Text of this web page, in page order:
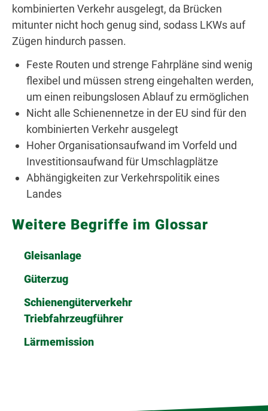
kombinierten Verkehr ausgelegt, da Brücken
mitunter nicht hoch genug sind, sodass LKWs auf
Zügen hindurch passen.
Feste Routen und strenge Fahrpläne sind wenig
flexibel und müssen streng eingehalten werden,
um einen reibungslosen Ablauf zu ermöglichen
Nicht alle Schienennetze in der EU sind für den
kombinierten Verkehr ausgelegt
Hoher Organisationsaufwand im Vorfeld und
Investitionsaufwand für Umschlagplätze
Abhängigkeiten zur Verkehrspolitik eines
Landes
Weitere Begriffe im Glossar
Gleisanlage
Güterzug
Schienengüterverkehr
Triebfahrzeugführer
Lärmemission